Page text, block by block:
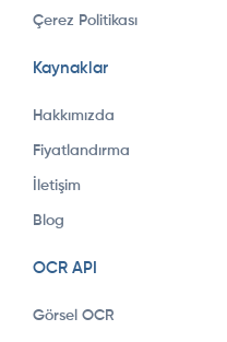
Çerez Politikası
Kaynaklar
Hakkımızda
Fiyatlandırma
İletişim
Blog
OCR API
Görsel OCR